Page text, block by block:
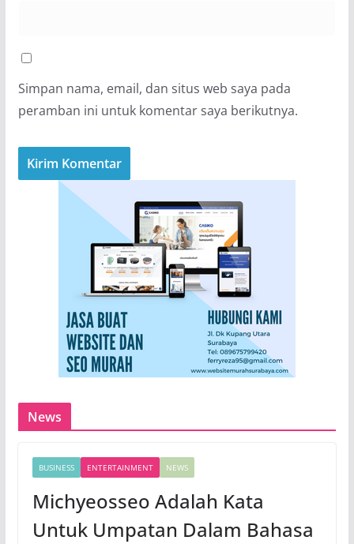
Simpan nama, email, dan situs web saya pada
peramban ini untuk komentar saya berikutnya.
News
BUSINESS ENTERTAINMENT NEWS
Michyeosseo Adalah Kata
Untuk Umpatan Dalam Bahasa